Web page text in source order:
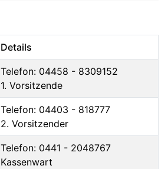
Details
Telefon: 04458 - 8309152
1. Vorsitzende
Telefon: 04403 - 818777
2. Vorsitzender
Telefon: 0441 - 2048767
Kassenwart